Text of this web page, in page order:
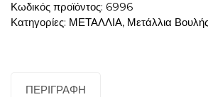
Χρόνια
Από
Διονυσίου
Κωδικός προϊόντος: 6996
Κατηγορίες: ΜΕΤΑΛΛΙΑ, Μετάλλια
ΠΕΡΙΓΡΑΦΉ